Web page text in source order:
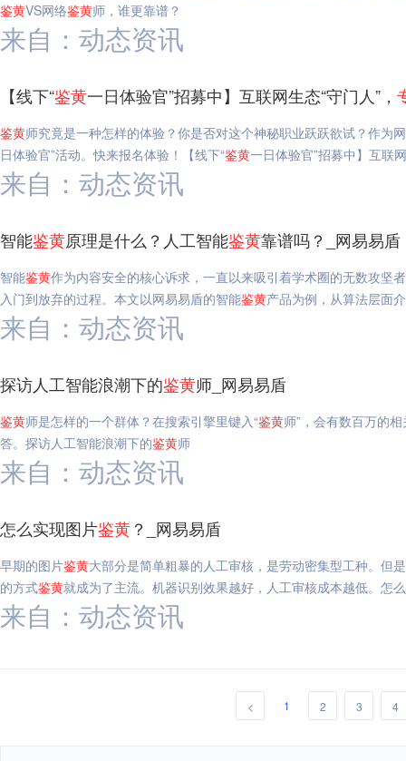
鉴黄VS网络鉴黄师，谁更靠谱？
来自：动态资讯
【线下“鉴黄一日体验官”招募中】互联网生态“守门人”，
鉴黄师究竟是一种怎样的体验？你是否对这个神秘职业跃跃欲试？作为
日体验官”活动。快来报名体验！【线下“鉴黄一日体验官”招募中】互联
来自：动态资讯
智能鉴黄原理是什么？人工智能鉴黄靠谱吗？_网易易盾
智能鉴黄作为内容安全的核心诉求，一直以来吸引着学术圈的无数攻坚
入门到放弃的过程。本文以网易易盾的智能鉴黄产品为例，从算法层面
来自：动态资讯
探访人工智能浪潮下的鉴黄师_网易易盾
鉴黄师是怎样的一个群体？在搜索引擎里键入“鉴黄师”，会有数百万的
答。探访人工智能浪潮下的鉴黄师
来自：动态资讯
怎么实现图片鉴黄？_网易易盾
早期的图片鉴黄大部分是简单粗暴的人工审核，是劳动密集型工种。但
的方式鉴黄就成为了主流。机器识别效果越好，人工审核成本越低。怎
来自：动态资讯
< 1 2 3 4